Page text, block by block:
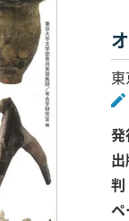
判